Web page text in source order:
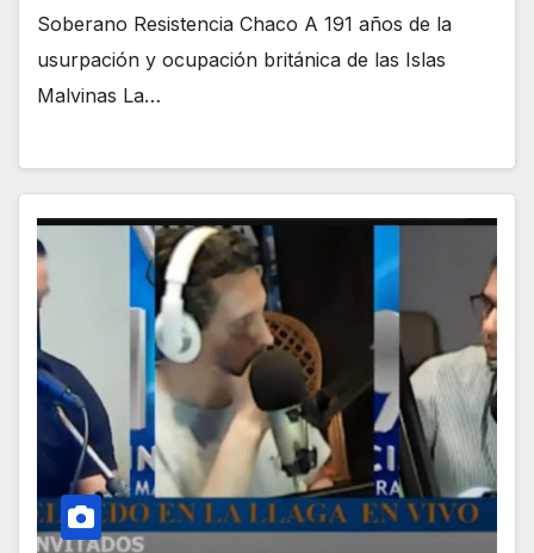
Soberano Resistencia Chaco A 191 años de la
usurpación y ocupación británica de las Islas
Malvinas La…